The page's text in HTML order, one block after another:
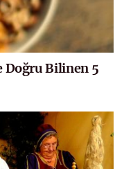
Doğru Bilinen 5